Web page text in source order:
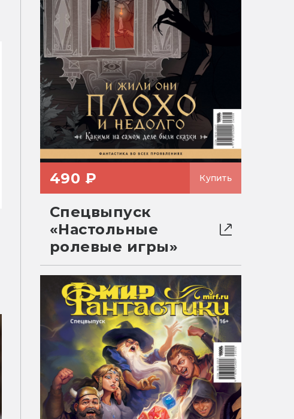
490 ₽ Купить
Спецвыпуск
«Настольные
ролевые игры»